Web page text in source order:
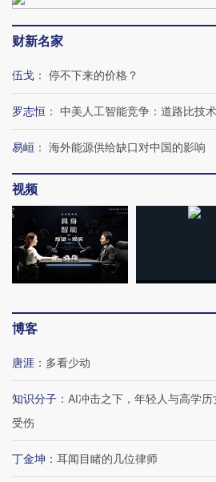
财新名家
伍戈 ： 停不下来的价格？
罗志恒 ： 中美人工智能竞争：道路比技
易峘 ： 海外能源供给缺口对中国的影响
视频
博客
唐涯 ： 多看少动
知识分子 ： AI冲击之下，年轻人与高学历
受伤
丁金坤 ： 耳闻目睹的几位律师